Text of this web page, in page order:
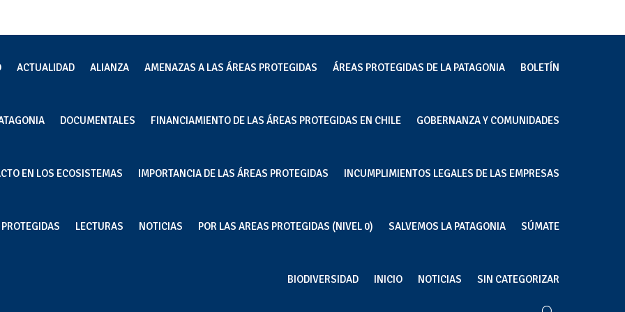
ACTUALIDAD ALIANZA AMENAZAS A LAS ÁREAS PROTEGIDAS ÁREAS PROTEGIDAS DE LA PATAGONIA BOLETÍN
DOCUMENTALES FINANCIAMIENTO DE LAS ÁREAS PROTEGIDAS EN CHILE GOBERNANZA Y COMUNIDADES
EN LOS ECOSISTEMAS IMPORTANCIA DE LAS ÁREAS PROTEGIDAS INCUMPLIMIENTOS LEGALES DE LAS EMPRESAS
LECTURAS NOTICIAS POR LAS AREAS PROTEGIDAS (NIVEL 0) SALVEMOS LA PATAGONIA SÚMATE
BIODIVERSIDAD INICIO NOTICIAS SIN CATEGORIZAR
contaminados con
mares donde opera la